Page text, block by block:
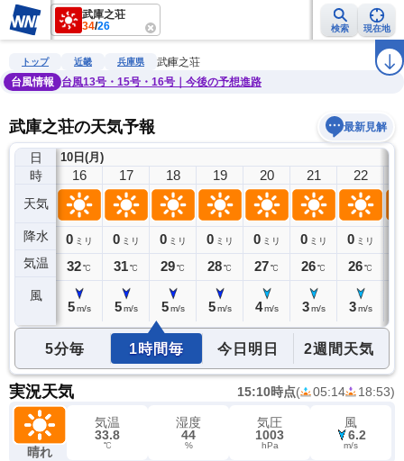
武庫之荘
34/26 検索 現在地
雨雲レーダー 台風情報 地震情報 ラ
トップ 近畿 兵庫県
武庫之荘
台風情報
台風13号・15号・16号｜今後の予想進路
武庫之荘の天気予報 最新見解
日
時
天気
降水
気温
風
10日(月)
15
0ミリ
34℃
16
0 ミリ
32℃
5 m/s
17
0 ミリ
31℃
5 m/s
18
0 ミリ
29℃
5 m/s
19
0 ミリ
28℃
5 m/s
20
0 ミリ
27℃
4 m/s
21
0 ミリ
26℃
3 m/s
22
0 ミリ
26℃
3 m/s
5分毎 1時間毎 今日明日 2週間天気
実況天気 15:10時点( 05:14 18:53)
晴れ
気温
33.8
℃
湿度
44
%
気圧
1003
hPa
風
6.2
m/s